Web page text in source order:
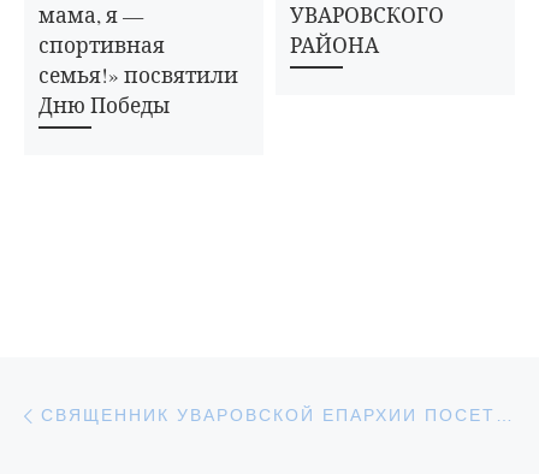
мама, я —
спортивная
семья!» посвятили
Дню Победы
УВАРОВСКОГО
РАЙОНА
Навигация по записям